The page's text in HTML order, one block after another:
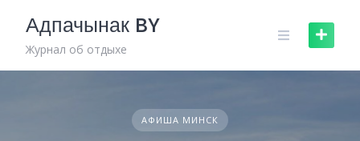
content
Адпачынак BY
Журнал об отдыхе
АФИША МИНСК